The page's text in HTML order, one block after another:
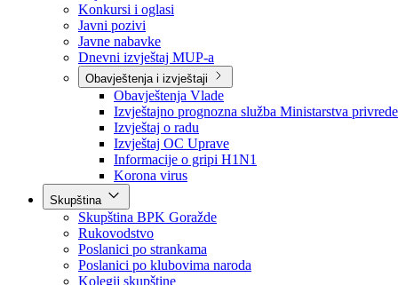
Sve vijesti
Izdvojeno
Najave
Konkursi i oglasi
Javni pozivi
Javne nabavke
Dnevni izvještaj MUP-a
Obavještenja i izvještaji
Obavještenja Vlade
Izvještajno prognozna služba Ministarstva privrede
Izvještaj o radu
Izvještaj OC Uprave
Informacije o gripi H1N1
Korona virus
Skupština
Skupština BPK Goražde
Rukovodstvo